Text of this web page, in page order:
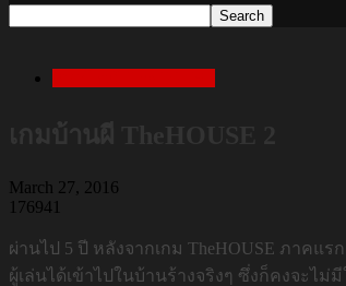
March 27, 2016
176941
ผ่านไป 5 ปี หลังจากเกม TheHOUSE ภาคแ
ผู้เล่นได้เข้าไปในบ้านร้างจริงๆ ซึ่งก็คงจะไ